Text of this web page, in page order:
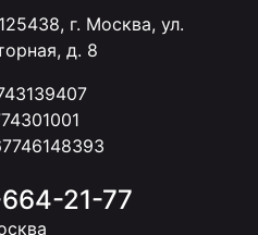
г. Москва, ул.
д. 8
21-77